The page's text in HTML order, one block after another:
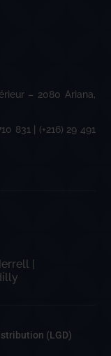
– 2080 Ariana,
831 | (+216) 29 491
|
(LGD)